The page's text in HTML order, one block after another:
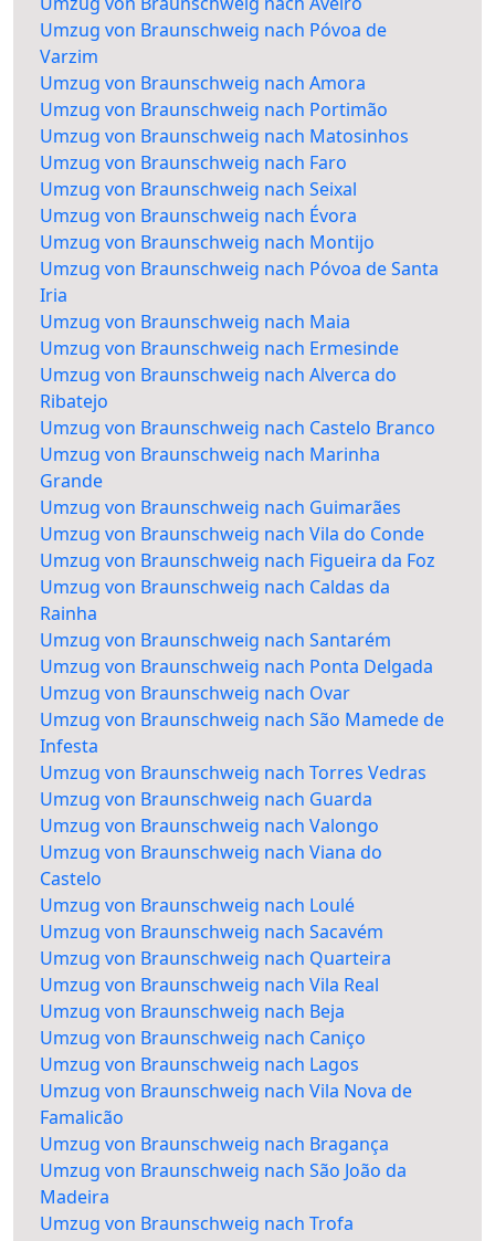
Umzug von Braunschweig nach Póvoa de
Varzim
Umzug von Braunschweig nach Amora
Umzug von Braunschweig nach Portimão
Umzug von Braunschweig nach Matosinhos
Umzug von Braunschweig nach Faro
Umzug von Braunschweig nach Seixal
Umzug von Braunschweig nach Évora
Umzug von Braunschweig nach Montijo
Umzug von Braunschweig nach Póvoa de Santa
Iria
Umzug von Braunschweig nach Maia
Umzug von Braunschweig nach Ermesinde
Umzug von Braunschweig nach Alverca do
Ribatejo
Umzug von Braunschweig nach Castelo Branco
Umzug von Braunschweig nach Marinha
Grande
Umzug von Braunschweig nach Guimarães
Umzug von Braunschweig nach Vila do Conde
Umzug von Braunschweig nach Figueira da Foz
Umzug von Braunschweig nach Caldas da
Rainha
Umzug von Braunschweig nach Santarém
Umzug von Braunschweig nach Ponta Delgada
Umzug von Braunschweig nach Ovar
Umzug von Braunschweig nach São Mamede de
Infesta
Umzug von Braunschweig nach Torres Vedras
Umzug von Braunschweig nach Guarda
Umzug von Braunschweig nach Valongo
Umzug von Braunschweig nach Viana do
Castelo
Umzug von Braunschweig nach Loulé
Umzug von Braunschweig nach Sacavém
Umzug von Braunschweig nach Quarteira
Umzug von Braunschweig nach Vila Real
Umzug von Braunschweig nach Beja
Umzug von Braunschweig nach Caniço
Umzug von Braunschweig nach Lagos
Umzug von Braunschweig nach Vila Nova de
Famalicão
Umzug von Braunschweig nach Bragança
Umzug von Braunschweig nach São João da
Madeira
Umzug von Braunschweig nach Trofa